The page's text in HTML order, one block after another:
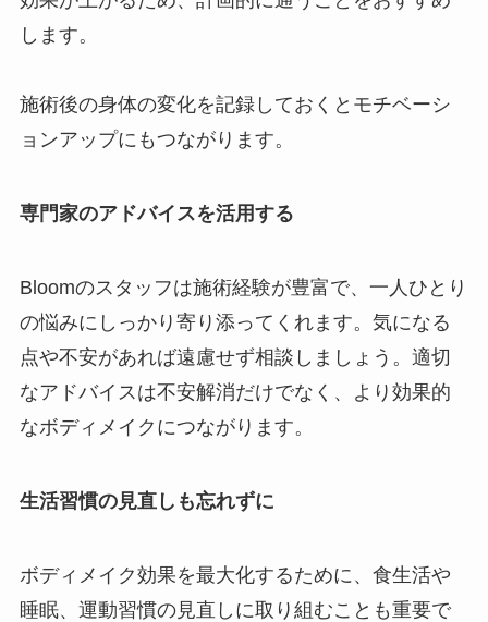
します。
施術後の身体の変化を記録しておくとモチベーシ
ョンアップにもつながります。
専門家のアドバイスを活用する
Bloomのスタッフは施術経験が豊富で、一人ひとり
の悩みにしっかり寄り添ってくれます。気になる
点や不安があれば遠慮せず相談しましょう。適切
なアドバイスは不安解消だけでなく、より効果的
なボディメイクにつながります。
生活習慣の見直しも忘れずに
ボディメイク効果を最大化するために、食生活や
睡眠、運動習慣の見直しに取り組むことも重要で